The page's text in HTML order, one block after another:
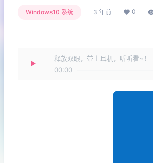
Windows10 系统 3 年前 0
释放双眼，带上耳机，听听看~！
00:00